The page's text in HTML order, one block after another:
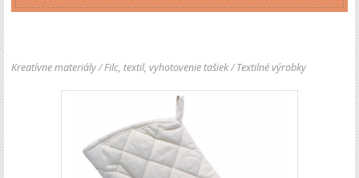
Kreatívne materiály/Filc, textil, vyhotovenie tašiek/Textilné výrobky